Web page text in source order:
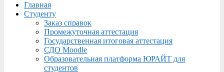
Menu
Главная
Студенту
Заказ справок
Промежуточная аттестация
Государственная итоговая аттестация
СДО Moodle
Образовательная платформа ЮРАЙТ для
студентов